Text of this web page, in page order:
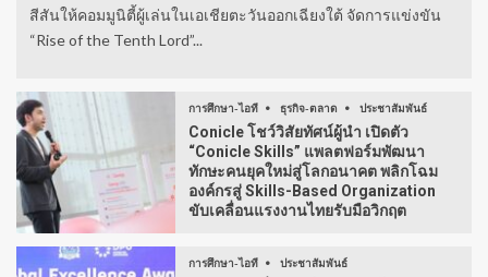
สีสันให้คอมมูนิตี้ผู้เล่นในเอเชียตะวันออกเฉียงใต้ จัดการแข่งขัน
“Rise of the Tenth Lord”...
การศึกษา-ไอที ธุรกิจ-ตลาด ประชาสัมพันธ์
Conicle โชว์วิสัยทัศน์ผู้นำ เปิดตัว
“Conicle Skills” แพลตฟอร์มพัฒนา
ทักษะคนยุคใหม่สู่โลกอนาคต พลิกโฉม
องค์กรสู่ Skills-Based Organization
ขับเคลื่อนแรงงานไทยรับมือวิกฤต
การศึกษา-ไอที ประชาสัมพันธ์